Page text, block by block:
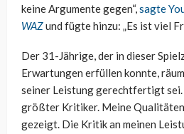
keine Argumente gegen“,sagte
WAZund fügte hinzu: „Es ist viel
Der 31-Jährige, der in dieser
Erwartungen erfüllen konnte,
seiner Leistung gerechtfertigt sei.
größter Kritiker. Meine Qualitäten
gezeigt. Die Kritik an meinen